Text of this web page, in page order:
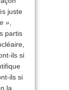
juste
»
partis
ils si
ils si
la